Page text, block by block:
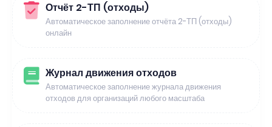
Отчёт 2-ТП (отходы)
Автоматическое заполнение отчёта 2-ТП (отходы)
онлайн
Журнал движения отходов
Автоматическое заполнение журнала движения
отходов для организаций любого масштаба